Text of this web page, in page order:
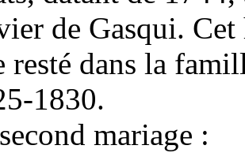
de Gasqui.
resté dans la
1830.
mariage :